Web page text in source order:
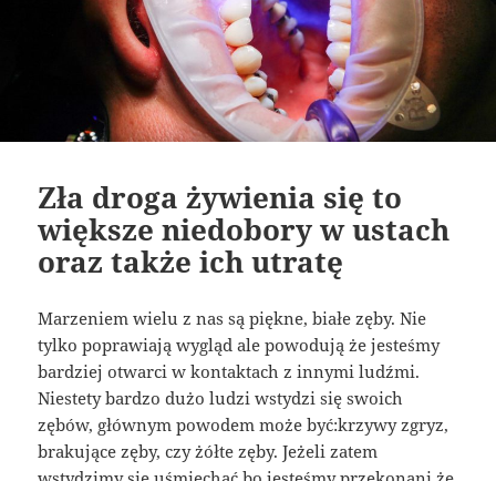
Zła droga żywienia się to
większe niedobory w ustach
oraz także ich utratę
Marzeniem wielu z nas są piękne, białe zęby. Nie
tylko poprawiają wygląd ale powodują że jesteśmy
bardziej otwarci w kontaktach z innymi ludźmi.
Niestety bardzo dużo ludzi wstydzi się swoich
zębów, głównym powodem może być:krzywy zgryz,
brakujące zęby, czy żółte zęby. Jeżeli zatem